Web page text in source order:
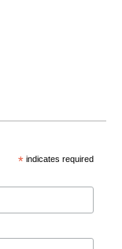
* indicates required